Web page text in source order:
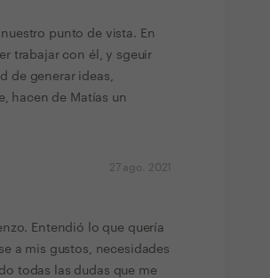
punto de vista. En
trabajar con él, y sgeuir
de generar ideas,
hacen de Matías un
27 ago. 2021
Entendió lo que quería
a mis gustos, necesidades
todas las dudas que me